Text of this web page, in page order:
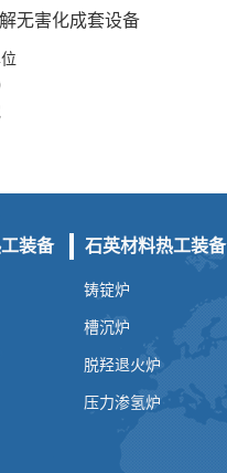
无害化成套设备
装备 石英材料热工装备
铸锭炉
槽沉炉
脱羟退火炉
压力渗氢炉